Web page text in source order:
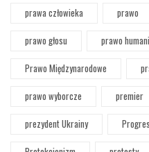
prawa człowieka prawo
prawo głosu
prawo
Prawo Międzynarodowe
prawo wyborcze
premier
prezydent Ukrainy